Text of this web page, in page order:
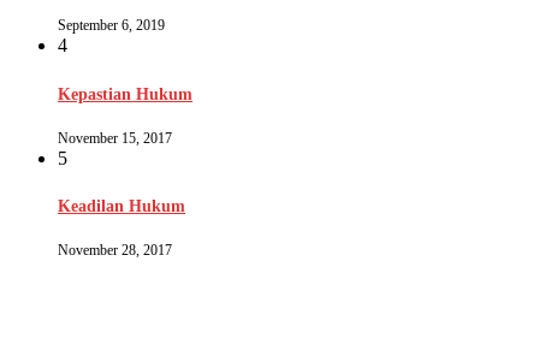
September 6, 2019
4
Kepastian Hukum
November 15, 2017
5
Keadilan Hukum
November 28, 2017